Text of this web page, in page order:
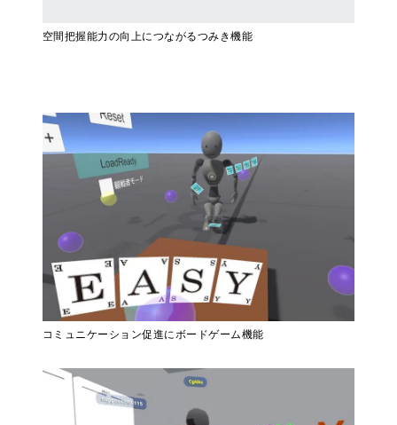
空間把握能力の向上につながるつみき機能
コミュニケーション促進にボードゲーム機能